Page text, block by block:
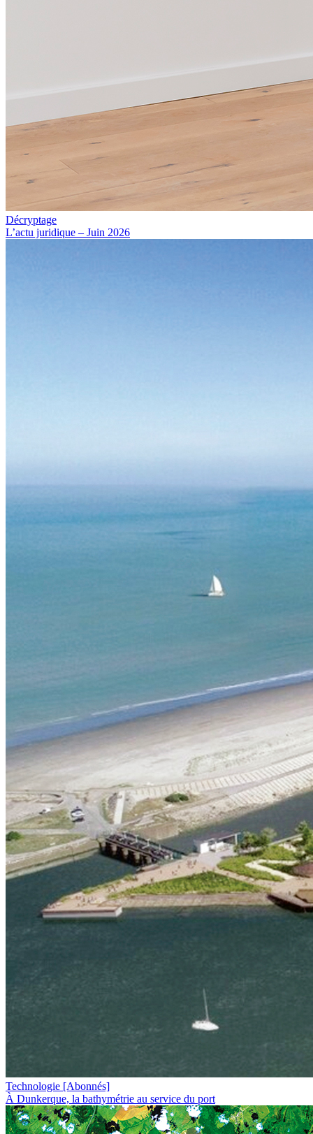
Décryptage
L’actu juridique – Juin 2026
Technologie [Abonnés]
À Dunkerque, la bathymétrie au service du port